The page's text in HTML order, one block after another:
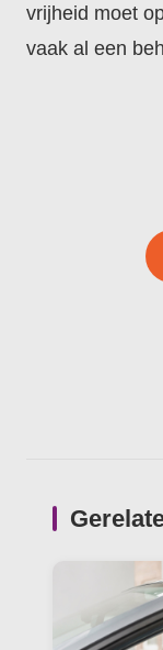
vrijheid moet
vaak al een